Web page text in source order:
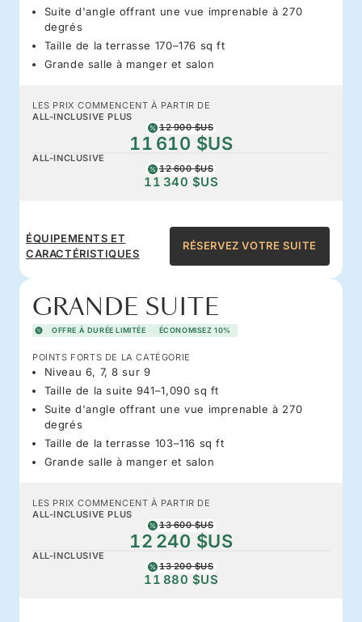
Suite d'angle offrant une vue imprenable à 270
degrés
Taille de la terrasse 170–176 sq ft
Grande salle à manger et salon
LES PRIX COMMENCENT À PARTIR DE
ALL-INCLUSIVE PLUS
12 900 $US
11 610 $US
ALL-INCLUSIVE
12 600 $US
11 340 $US
ÉQUIPEMENTS ET
CARACTÉRISTIQUES
RÉSERVEZ VOTRE SUITE
GRANDE SUITE
OFFRE À DURÉE LIMITÉE ÉCONOMISEZ 10%
POINTS FORTS DE LA CATÉGORIE
Niveau 6, 7, 8 sur 9
Taille de la suite 941–1,090 sq ft
Suite d'angle offrant une vue imprenable à 270
degrés
Taille de la terrasse 103–116 sq ft
Grande salle à manger et salon
LES PRIX COMMENCENT À PARTIR DE
ALL-INCLUSIVE PLUS
13 600 $US
12 240 $US
ALL-INCLUSIVE
13 200 $US
11 880 $US